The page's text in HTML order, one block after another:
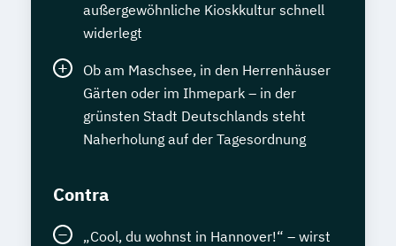
außergewöhnliche Kioskkultur schnell
widerlegt
Ob am Maschsee, in den Herrenhäuser
Gärten oder im Ihmepark – in der
grünsten Stadt Deutschlands steht
Naherholung auf der Tagesordnung
Contra
„Cool, du wohnst in Hannover!“ – wirst